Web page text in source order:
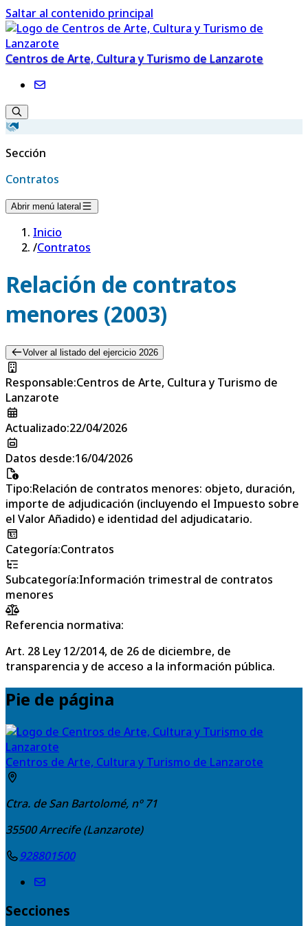
Saltar al contenido principal
Centros de Arte, Cultura y Turismo de Lanzarote
Sección
Contratos
Abrir menú lateral
Inicio
/Contratos
Relación de contratos
menores (2003)
Volver al listado del ejercicio 2026
Responsable:Centros de Arte, Cultura y Turismo de
Lanzarote
Actualizado:22/04/2026
Datos desde:16/04/2026
Tipo:Relación de contratos menores: objeto, duración,
importe de adjudicación (incluyendo el Impuesto sobre
el Valor Añadido) e identidad del adjudicatario.
Categoría:Contratos
Subcategoría:Información trimestral de contratos
menores
Referencia normativa:
Art. 28 Ley 12/2014, de 26 de diciembre, de
transparencia y de acceso a la información pública.
Pie de página
Centros de Arte, Cultura y Turismo de Lanzarote
Ctra. de San Bartolomé, nº 71
35500Arrecife (Lanzarote)
928801500
Secciones